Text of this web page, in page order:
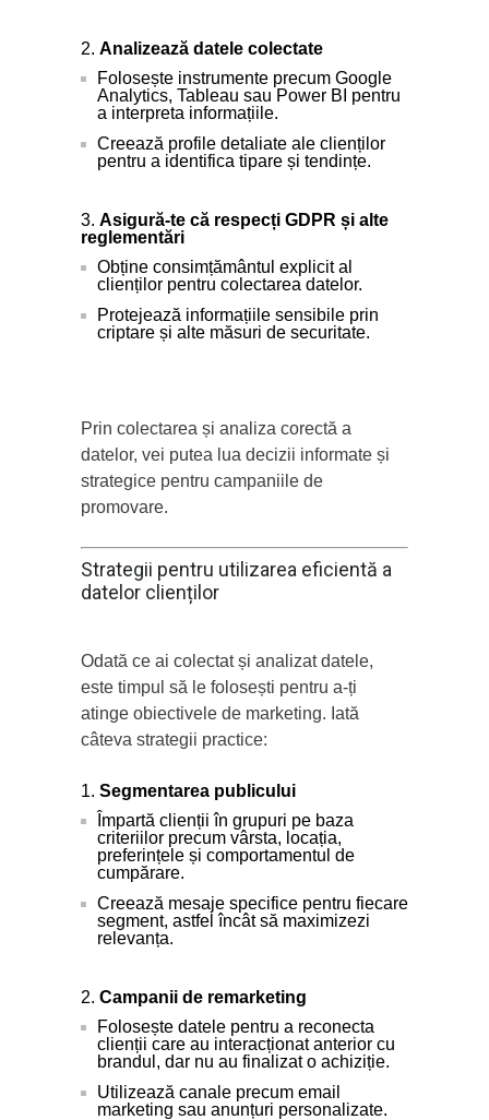
Analizează datele colectate
Folosește instrumente precum Google
Analytics, Tableau sau Power BI pentru
a interpreta informațiile.
Creează profile detaliate ale clienților
pentru a identifica tipare și tendințe.
Asigură-te că respecți GDPR și alte
reglementări
Obține consimțământul explicit al
clienților pentru colectarea datelor.
Protejează informațiile sensibile prin
criptare și alte măsuri de securitate.
Prin colectarea și analiza corectă a
datelor, vei putea lua decizii informate și
strategice pentru campaniile de
promovare.
Strategii pentru utilizarea eficientă a
datelor clienților
Odată ce ai colectat și analizat datele,
este timpul să le folosești pentru a-ți
atinge obiectivele de marketing. Iată
câteva strategii practice:
Segmentarea publicului
Împartă clienții în grupuri pe baza
criteriilor precum vârsta, locația,
preferințele și comportamentul de
cumpărare.
Creează mesaje specifice pentru fiecare
segment, astfel încât să maximizezi
relevanța.
Campanii de remarketing
Folosește datele pentru a reconecta
clienții care au interacționat anterior cu
brandul, dar nu au finalizat o achiziție.
Utilizează canale precum email
marketing sau anunțuri personalizate.